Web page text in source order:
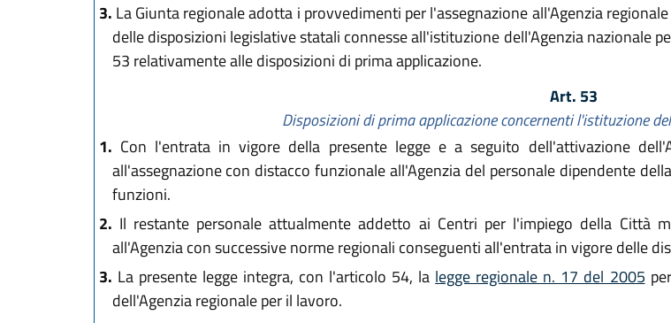
3. La Giunta regionale adotta i provvedimenti per l'assegnazione all'Agenzia
delle disposizioni legislative statali connesse all'istituzione dell'Agenzia nazionale
53 relativamente alle disposizioni di prima applicazione.
Art. 53
Disposizioni di prima applicazione concernenti l'istituzione
1. Con l'entrata in vigore della presente legge e a seguito dell'attivazione
all'assegnazione con distacco funzionale all'Agenzia del personale dipendente
funzioni.
2. Il restante personale attualmente addetto ai Centri per l'impiego della Città
all'Agenzia con successive norme regionali conseguenti all'entrata in vigore delle
3. La presente legge integra, con l'articolo 54, la legge regionale n. 17 del 2005
dell'Agenzia regionale per il lavoro.